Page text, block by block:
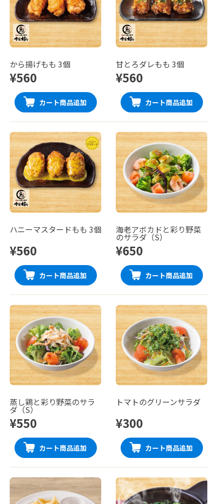
から揚げもも 3個
¥560
カート商品追加
甘とろダレもも 3個
¥560
カート商品追加
ハニーマスタードもも 3個
¥560
カート商品追加
海老アボカドと彩り野菜
のサラダ（S）
¥650
カート商品追加
蒸し鶏と彩り野菜のサラ
ダ（S）
¥550
カート商品追加
トマトのグリーンサラダ
¥300
カート商品追加